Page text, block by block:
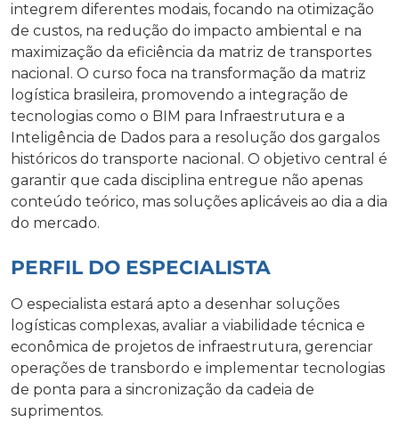
integrem diferentes modais, focando na otimização
de custos, na redução do impacto ambiental e na
maximização da eficiência da matriz de transportes
nacional. O curso foca na transformação da matriz
logística brasileira, promovendo a integração de
tecnologias como o BIM para Infraestrutura e a
Inteligência de Dados para a resolução dos gargalos
históricos do transporte nacional. O objetivo central é
garantir que cada disciplina entregue não apenas
conteúdo teórico, mas soluções aplicáveis ao dia a dia
do mercado.
PERFIL DO ESPECIALISTA
O especialista estará apto a desenhar soluções
logísticas complexas, avaliar a viabilidade técnica e
econômica de projetos de infraestrutura, gerenciar
operações de transbordo e implementar tecnologias
de ponta para a sincronização da cadeia de
suprimentos.